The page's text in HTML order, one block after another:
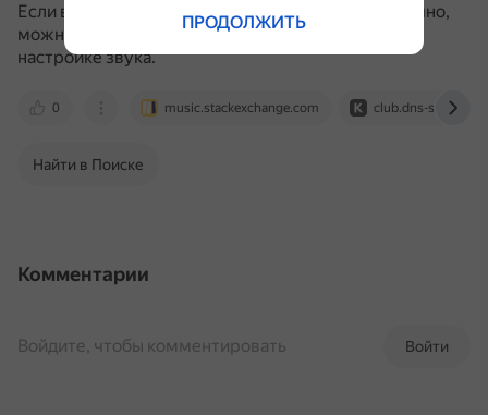
Если встроенных системных настроек недостаточно,
можно использовать сторонние программы по
настройке звука.
0 music.stackexchange.com club.dns-shop.ru
Найти в Поиске
Комментарии
Войти
Войдите, чтобы комментировать
ПРОДОЛЖИТЬ